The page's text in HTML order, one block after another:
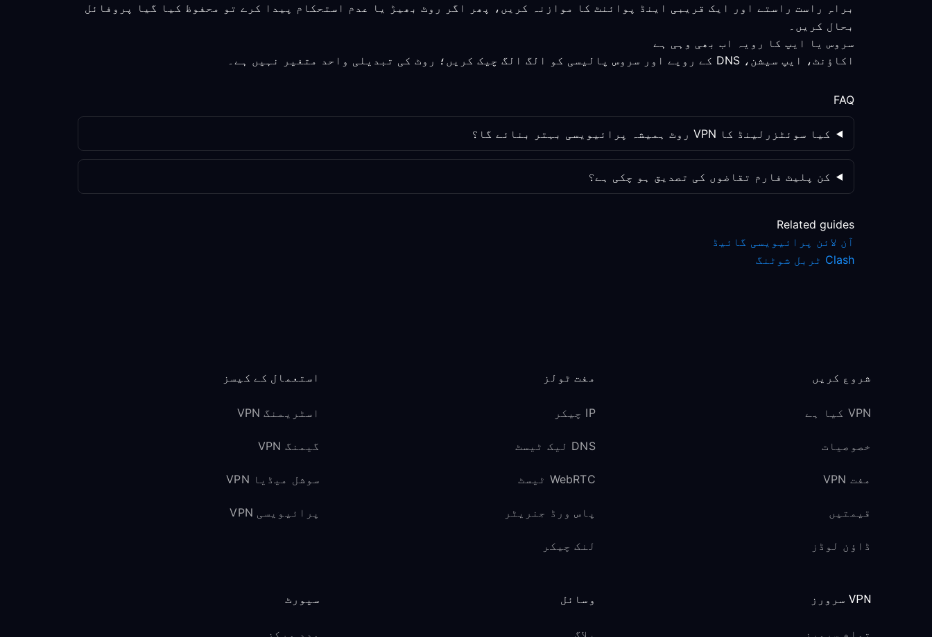
براہِ راست راستے اور ایک قریبی اینڈ پوائنٹ کا موازنہ کریں، پھر اگر روٹ بھیڑ یا عدم استحکام پیدا کرے تو محفوظ کیا گیا پروفائل
بحال کریں۔
سروس یا ایپ کا رویہ اب بھی وہی ہے
اکاؤنٹ، ایپ سیشن، DNS کے رویے اور سروس پالیسی کو الگ الگ چیک کریں؛ روٹ کی تبدیلی واحد متغیر نہیں ہے۔
FAQ
کیا سوئٹزرلینڈ کا VPN روٹ ہمیشہ پرائیویسی بہتر بنائے گا؟
کن پلیٹ فارم تقاضوں کی تصدیق ہو چکی ہے؟
Related guides
آن لائن پرائیویسی گائیڈ
Clash ٹربل شوٹنگ
شروع کریں
VPN کیا ہے
خصوصیات
مفت VPN
قیمتیں
ڈاؤن لوڈز
مفت ٹولز
IP چیکر
DNS لیک ٹیسٹ
WebRTC ٹیسٹ
پاس ورڈ جنریٹر
لنک چیکر
استعمال کے کیسز
اسٹریمنگ VPN
گیمنگ VPN
سوشل میڈیا VPN
پرائیویسی VPN
VPN سرورز
تمام سرورز
وسائل
بلاگ
سپورٹ
مدد مرکز